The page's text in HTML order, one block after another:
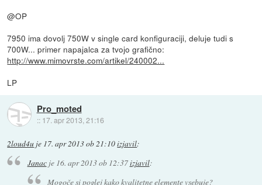
@OP
7950 ima dovolj 750W v single card konfiguraciji, deluje tudi s
700W... primer napajalca za tvojo grafično:
http://www.mimovrste.com/artikel/240002...
LP
Pro_moted
:: 17. apr 2013, 21:16
2loud4u je 17. apr 2013 ob 21:10izjavil:
Janacje 16. apr 2013 ob 12:37izjavil:
Mogoče si poglej kako kvalitetne elemente vsebuje?